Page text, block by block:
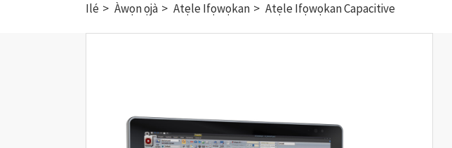
Ilé Àwọn ọjà Atẹle Ifọwọkan Atẹle Ifọwọkan Capacitive